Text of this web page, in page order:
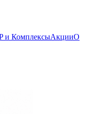
и КомплексыАкцииО